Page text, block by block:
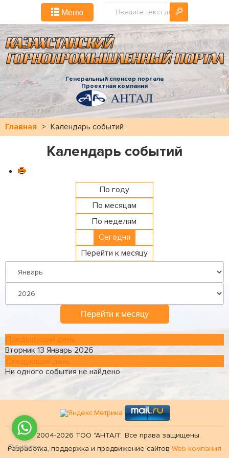
Меню
Генеральный спонсор портала
Проектная компания
Главная > Календарь событий
Календарь событий
По году
По месяцам
По неделям
Сегодня
Перейти к месяцу
Перейти к месяцу
Предыдущий день
Вторник 13 Январь 2026
Следующий день
Ни одного события не найдено
© 2004-2026 ТОО "АНТАЛ". Все права защищены.
Разработка, поддержка и продвижение сайтов Web компания